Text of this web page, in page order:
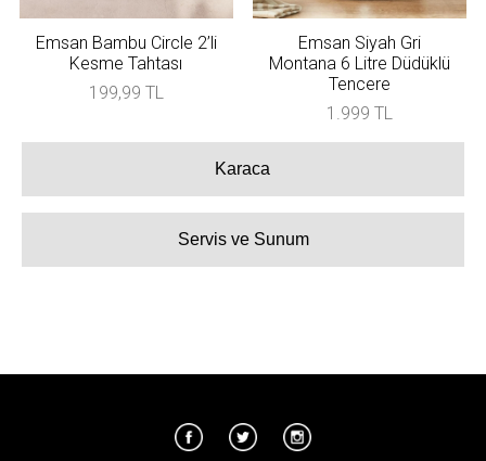
Emsan Bambu Circle 2’li
Kesme Tahtası
199,99 TL
Emsan Siyah Gri
Montana 6 Litre Düdüklü
Tencere
1.999 TL
Karaca
Servis ve Sunum